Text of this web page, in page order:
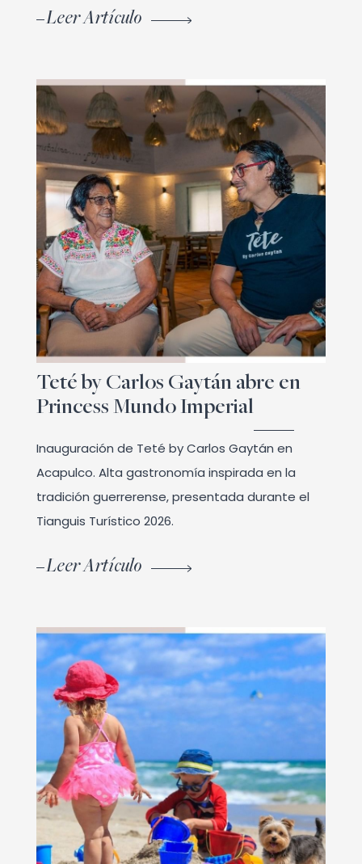
Leer Artículo
Teté by Carlos Gaytán abre en
Princess Mundo Imperial
Inauguración de Teté by Carlos Gaytán en
Acapulco. Alta gastronomía inspirada en la
tradición guerrerense, presentada durante el
Tianguis Turístico 2026.
Leer Artículo